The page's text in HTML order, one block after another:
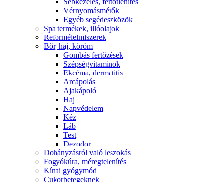
Sebkezelés, fertőtlenítés
Vérnyomásmérők
Egyéb segédeszközök
Spa termékek, illóolajok
Reformélelmiszerek
Bőr, haj, köröm
Gombás fertőzések
Szépségvitaminok
Ekcéma, dermatitis
Arcápolás
Ajakápoló
Haj
Napvédelem
Kéz
Láb
Test
Dezodor
Dohányzásról való leszokás
Fogyókúra, méregtelenítés
Kínai gyógymód
Cukorbetegeknek